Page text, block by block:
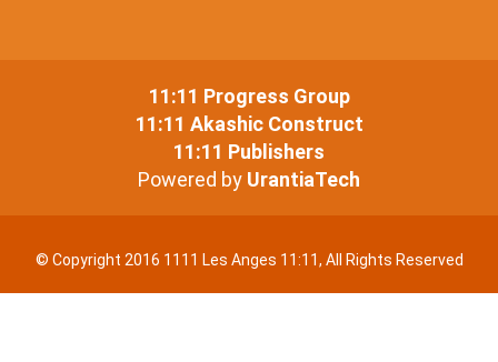
11:11 Progress Group
11:11 Akashic Construct
11:11 Publishers
Powered by UrantiaTech
© Copyright 2016 1111 Les Anges 11:11, All Rights Reserved